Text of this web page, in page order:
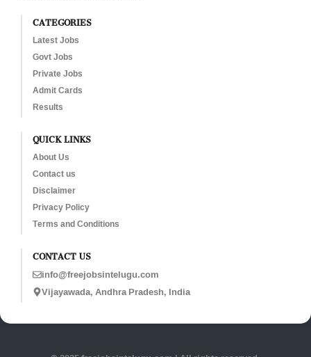
CATEGORIES
Latest Jobs
Govt Jobs
Private Jobs
Admit Cards
Results
QUICK LINKS
About Us
Contact us
Disclaimer
Privacy Policy
Terms and Conditions
CONTACT US
info@freejobsintelugu.com
Vijayawada, Andhra Pradesh, India